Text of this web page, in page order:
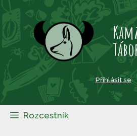
Přeskočit
obsah
Přihlásit se
Rozcestník